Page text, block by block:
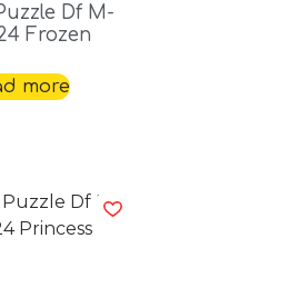
Df M-
Frozen
more